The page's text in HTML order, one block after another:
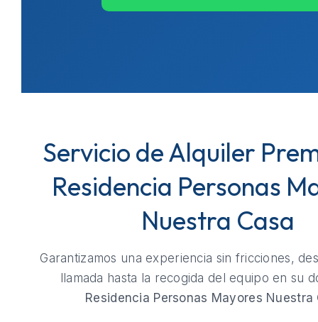
Servicio de Alquiler
Residencia Personas
Nuestra Casa
Garantizamos una experiencia sin fricciones,
llamada hasta la recogida del equipo en su
Residencia Personas Mayores Nuestra